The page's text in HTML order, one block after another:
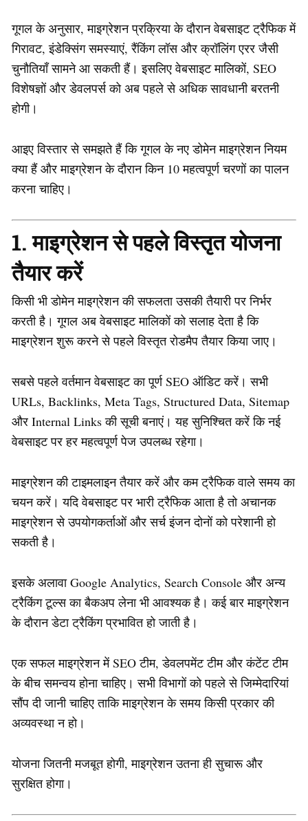
गूगल के अनुसार, माइग्रेशन प्रक्रिया के दौरान वेबसाइट ट्रैफिक में
गिरावट, इंडेक्सिंग समस्याएं, रैंकिंग लॉस और क्रॉलिंग एरर जैसी
चुनौतियाँ सामने आ सकती हैं। इसलिए वेबसाइट मालिकों, SEO
विशेषज्ञों और डेवलपर्स को अब पहले से अधिक सावधानी बरतनी
होगी।
आइए विस्तार से समझते हैं कि गूगल के नए डोमेन माइग्रेशन नियम
क्या हैं और माइग्रेशन के दौरान किन 10 महत्वपूर्ण चरणों का पालन
करना चाहिए।
1. माइग्रेशन से पहले विस्तृत योजना
तैयार करें
किसी भी डोमेन माइग्रेशन की सफलता उसकी तैयारी पर निर्भर
करती है। गूगल अब वेबसाइट मालिकों को सलाह देता है कि
माइग्रेशन शुरू करने से पहले विस्तृत रोडमैप तैयार किया जाए।
सबसे पहले वर्तमान वेबसाइट का पूर्ण SEO ऑडिट करें। सभी
URLs, Backlinks, Meta Tags, Structured Data, Sitemap
और Internal Links की सूची बनाएं। यह सुनिश्चित करें कि नई
वेबसाइट पर हर महत्वपूर्ण पेज उपलब्ध रहेगा।
माइग्रेशन की टाइमलाइन तैयार करें और कम ट्रैफिक वाले समय का
चयन करें। यदि वेबसाइट पर भारी ट्रैफिक आता है तो अचानक
माइग्रेशन से उपयोगकर्ताओं और सर्च इंजन दोनों को परेशानी हो
सकती है।
इसके अलावा Google Analytics, Search Console और अन्य
ट्रैकिंग टूल्स का बैकअप लेना भी आवश्यक है। कई बार माइग्रेशन
के दौरान डेटा ट्रैकिंग प्रभावित हो जाती है।
एक सफल माइग्रेशन में SEO टीम, डेवलपमेंट टीम और कंटेंट टीम
के बीच समन्वय होना चाहिए। सभी विभागों को पहले से जिम्मेदारियां
सौंप दी जानी चाहिए ताकि माइग्रेशन के समय किसी प्रकार की
अव्यवस्था न हो।
योजना जितनी मजबूत होगी, माइग्रेशन उतना ही सुचारू और
सुरक्षित होगा।